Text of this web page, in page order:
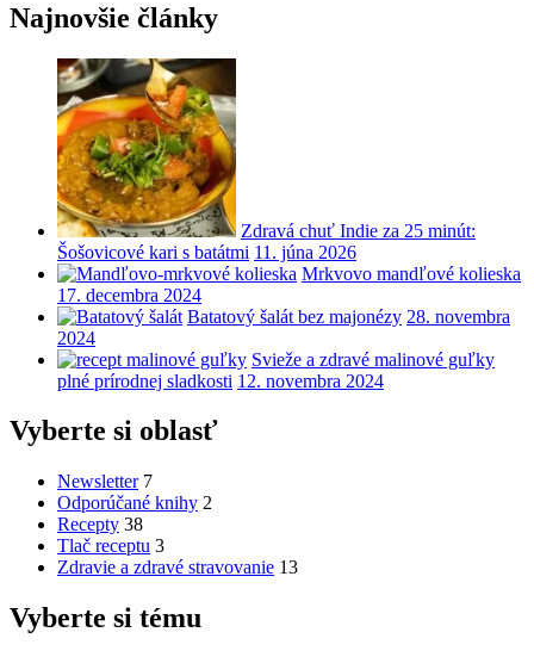
Najnovšie články
Zdravá chuť Indie za 25 minút:
Šošovicové kari s batátmi 11. júna 2026
Mrkvovo mandľové kolieska
17. decembra 2024
Batatový šalát bez majonézy 28. novembra
2024
Svieže a zdravé malinové guľky
plné prírodnej sladkosti 12. novembra 2024
Vyberte si oblasť
Newsletter 7
Odporúčané knihy 2
Recepty 38
Tlač receptu 3
Zdravie a zdravé stravovanie 13
Vyberte si tému